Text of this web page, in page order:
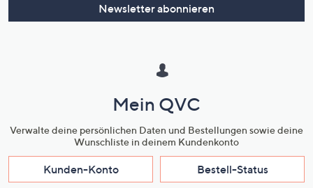
Newsletter abonnieren
Mein QVC
Verwalte deine persönlichen Daten und Bestellungen sowie deine
Wunschliste in deinem Kundenkonto
Kunden-Konto Bestell-Status